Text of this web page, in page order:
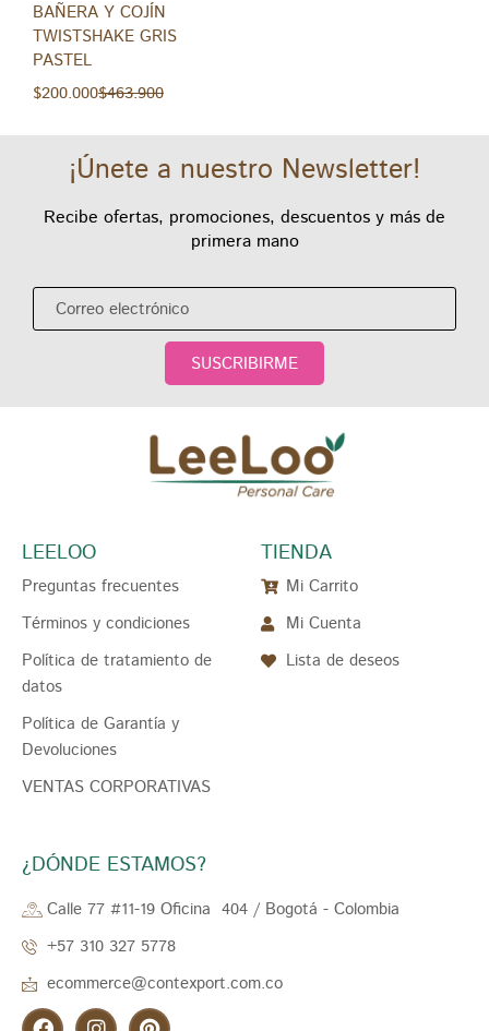
BAÑERA Y COJÍN
TWISTSHAKE GRIS
PASTEL
$463.900
$200.000
¡Únete a nuestro Newsletter!
Recibe ofertas, promociones, descuentos y más de
primera mano
SUSCRIBIRME
LEELOO
Preguntas frecuentes
Términos y condiciones
Política de tratamiento de
datos
Política de Garantía y
Devoluciones
VENTAS CORPORATIVAS
TIENDA
Mi Carrito
Mi Cuenta
Lista de deseos
¿DÓNDE ESTAMOS?
Calle 77 #11-19 Oficina 404 / Bogotá - Colombia
+57 310 327 5778
ecommerce@contexport.com.co